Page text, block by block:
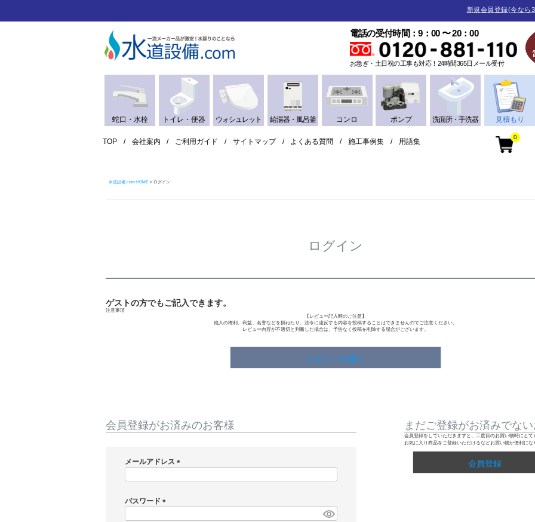
新規会員登録(今なら
電話の受付時間：9：00 〜 20：00
お急ぎ・土日祝の工事も対応！24時間365日メール受付
蛇口・水栓 トイレ・便器 ウォシュレット 給湯器・風呂釜 コンロ ポンプ 洗面所・手洗器 見積もり
TOP 会社案内 ご利用ガイド サイトマップ よくある質問 施工事例集 用語集
0
水道設備.com HOME ログイン
ログイン
ゲストの方でもご記入できます。
注意事項
【レビュー記入時のご注意】
他人の権利、利益、名誉などを損ねたり、法令に違反する内容を投稿することはできませんのでご注意ください。
レビュー内容が不適切と判断した場合は、予告なく投稿を削除する場合がございます。
レビューを書く
会員登録がお済みのお客様
メールアドレス
)
パスワード
まだご登録がお済みでな
会員登録をしていただきますと、二度目のお買い物時にとて
お気に入り商品をご登録いただけるなどお買い物が便利にな
会員登録